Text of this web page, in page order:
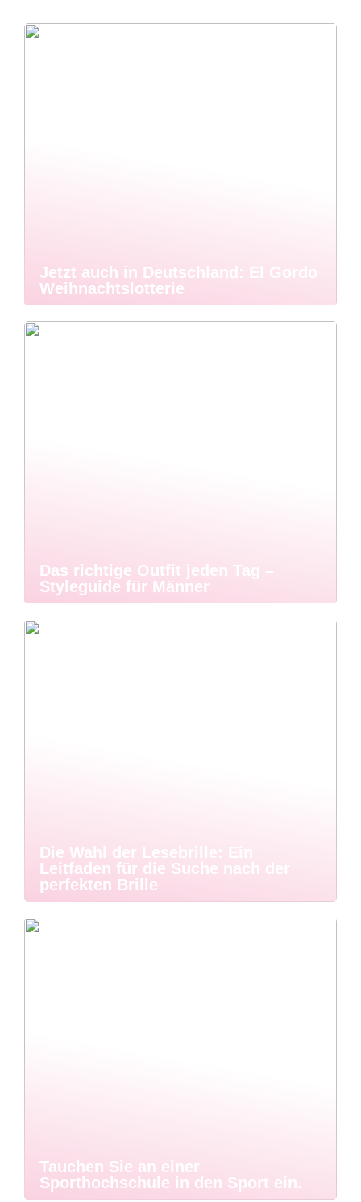
Jetzt auch in Deutschland: El Gordo
Weihnachtslotterie
Das richtige Outfit jeden Tag –
Styleguide für Männer
Die Wahl der Lesebrille: Ein
Leitfaden für die Suche nach der
perfekten Brille
Tauchen Sie an einer
Sporthochschule in den Sport ein.